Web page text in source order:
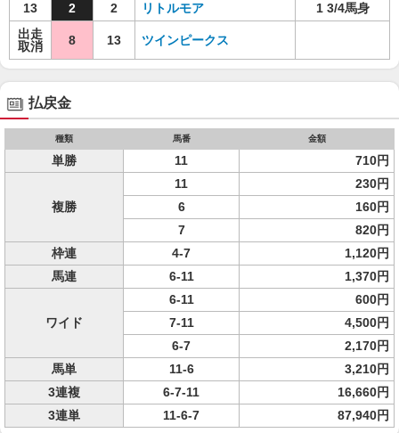
13
2 2 リトルモア
1 3/4馬身
出走
取消
8 13 ツインピークス
払戻金
種類 馬番 金額
単勝 11 710円
複勝
11
230円
6
160円
7
820円
枠連
4-7
1,120円
馬連
6-11 1,370円
ワイド
6-11
600円
7-11
4,500円
6-7
2,170円
馬単
11-6
3,210円
3連複
6-7-11
16,660円
3連単
11-6-7 87,940円